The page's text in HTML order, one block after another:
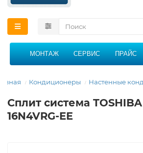
МОНТАЖ СЕРВИС ПРАЙС
Кондиционеры Настенные
Сплит система
16N4VRG-EE